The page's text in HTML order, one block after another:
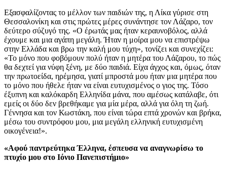
Εξασφαλίζοντας το μέλλον των παιδιών της, η Λίκα γύρισε στη
Θεσσαλονίκη και στις πρώτες μέρες συνάντησε τον Λάζαρο, τον
δεύτερο σύζυγό της. «Ο έρωτάς μας ήταν κεραυνοβόλος, αλλά
έχουμε και μια αγάπη μεγάλη. Ήταν η μοίρα μου να επιστρέψω
στην Ελλάδα και βρω την καλή μου τύχη», τονίζει και συνεχίζει:
«Το μόνο που φοβόμουν πολύ ήταν η μητέρα του Λάζαρου, το πώς
θα δεχτεί για νύφη ξένη, με δύο παιδιά. Είχα άγχος και, όμως, όταν
την πρωτοείδα, ηρέμησα, γιατί μπροστά μου ήταν μια μητέρα που
το μόνο που ήθελε ήταν να είναι ευτυχισμένος ο γιος της. Τόσο
έξυπνη και καλόκαρδη Ελληνίδα μάνα, που αμέσως κατάλαβε, ότι
εμείς οι δύο δεν βρεθήκαμε για μία μέρα, αλλά για όλη τη ζωή.
Γέννησα και τον Κωστάκη, που είναι τώρα επτά χρονών και βρήκα,
μέσω του συντρόφου μου, μια μεγάλη ελληνική ευτυχισμένη
οικογένεια!».
«Αφού παντρεύτηκα Έλληνα, έσπευσα να αναγνωρίσω το
πτυχίο μου στο Ιόνιο Πανεπιστήμιο»